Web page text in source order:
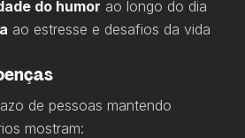
do humor ao longo do dia
ao estresse e desafios da vida
de pessoas mantendo
mostram: